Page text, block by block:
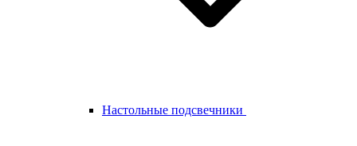
Настольные подсвечники